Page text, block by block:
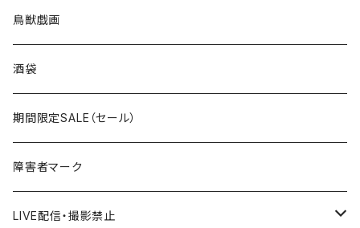
国道600～699号線
ROUTE100～199号線
ROUTE 0～99号線
ROUTE 100～199号線
キャップ
ROUTE 0～99号線
ROUTE 100～199号線
青森県
岩手県
宮城県
秋田県
Tシャツ
山形県
ステッカー
鳥獣戯画
酒袋
期間限定SALE（セール）
障害者マーク
LIVE配信・撮影禁止